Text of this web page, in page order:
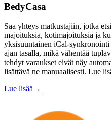
BedyCasa
Saa yhteys matkustajiin, jotka
majoituksia, kotimajoituksia ja
yksisuuntainen iCal-synkronointi
ajan tasalla, mikä vähentää
tehdyt varaukset eivät näy
lisättävä ne manuaalisesti. Lue
Lue lisää →